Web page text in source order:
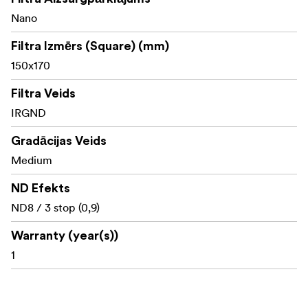
Augsta izšķirtspēja
Nano pārklājums abās pusēs, ūdens un eļļas
atgrūdošs
Vides optiskais objektīva stikls (H-K9L)
Nano
Filtra Izmērs (Square) (mm)
150x170
Filtra Veids
IRGND
Gradācijas Veids
Medium
ND Efekts
ND8 / 3 stop (0,9)
Warranty (year(s))
1